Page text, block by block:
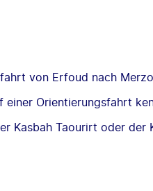
von Erfoud nach
einer Orientierungsfahrt
Kasbah Taourirt oder der